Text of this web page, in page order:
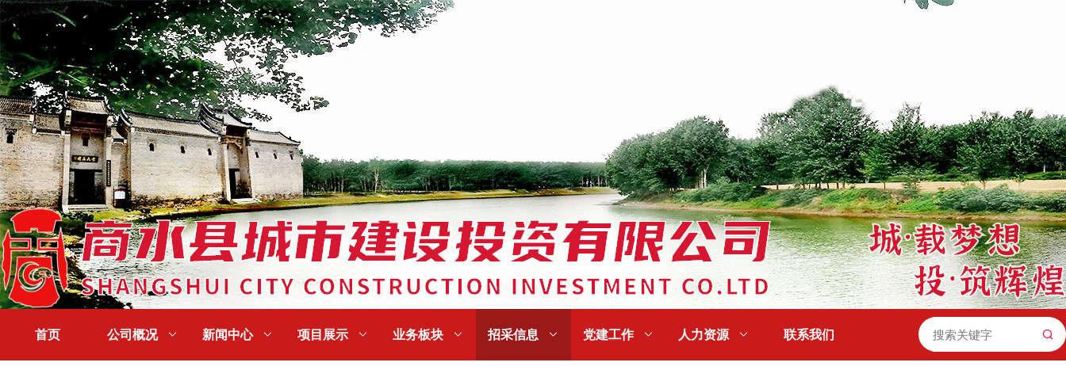
首页 公司概况  新闻中心  项目展示  业务板块  招采信息  党建工作  人力资源  联系我们 